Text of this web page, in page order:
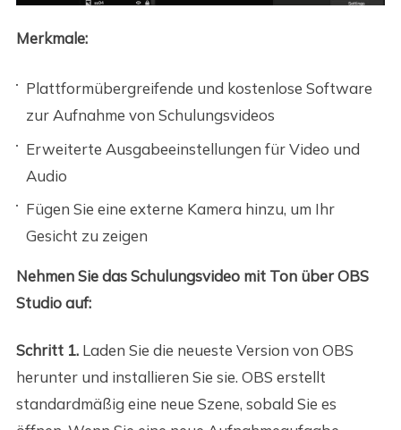
Merkmale:
Plattformübergreifende und kostenlose Software
zur Aufnahme von Schulungsvideos
Erweiterte Ausgabeeinstellungen für Video und
Audio
Fügen Sie eine externe Kamera hinzu, um Ihr
Gesicht zu zeigen
Nehmen Sie das Schulungsvideo mit Ton über OBS
Studio auf:
Schritt 1. Laden Sie die neueste Version von OBS
herunter und installieren Sie sie. OBS erstellt
standardmäßig eine neue Szene, sobald Sie es